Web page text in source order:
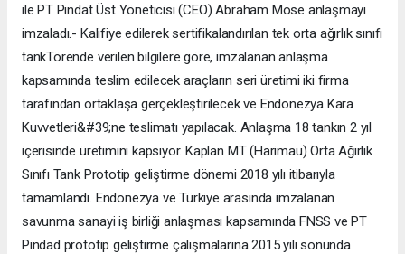
ile PT Pindat Üst Yöneticisi (CEO) Abraham Mose anlaşmayı
imzaladı.- Kalifiye edilerek sertifikalandırılan tek orta ağırlık sınıfı
tankTörende verilen bilgilere göre, imzalanan anlaşma
kapsamında teslim edilecek araçların seri üretimi iki firma
tarafından ortaklaşa gerçekleştirilecek ve Endonezya Kara
Kuvvetleri&#39;ne teslimatı yapılacak. Anlaşma 18 tankın 2 yıl
içerisinde üretimini kapsıyor. Kaplan MT (Harimau) Orta Ağırlık
Sınıfı Tank Prototip geliştirme dönemi 2018 yılı itibarıyla
tamamlandı. Endonezya ve Türkiye arasında imzalanan
savunma sanayi iş birliği anlaşması kapsamında FNSS ve PT
Pindad prototip geliştirme çalışmalarına 2015 yılı sonunda